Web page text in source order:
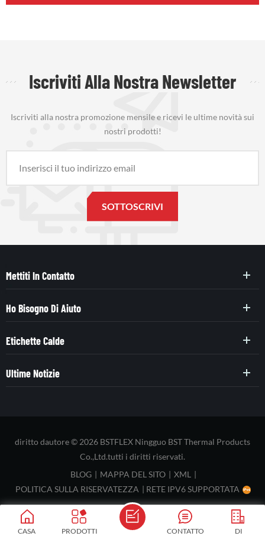
Iscriviti Alla Nostra Newsletter
Iscriviti alla nostra promozione mensile e ricevi le ultime novità sui
nostri prodotti!
Mettiti In Contatto
Ho Bisogno Di Aiuto
Etichette Calde
Ultime Notizie
diritto dautore © 2026 BSTFLEX Ningguo BST Thermal Products
Co.,Ltd.tutti i diritti riservati.
BLOG | MAPPA DEL SITO | XML |
POLITICA SULLA RISERVATEZZA | RETE IPV6 SUPPORTATA
CASA PRODOTTI DI
CONTATTO